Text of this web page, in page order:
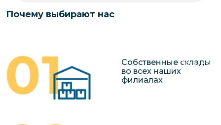
Почему выбирают нас
Собственные склады
во всех наших
филиалах